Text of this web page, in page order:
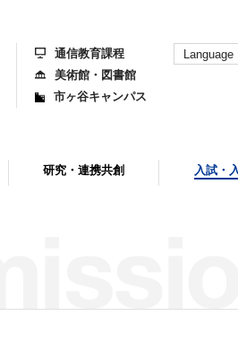
Language
通信教育課程
美術館・図書館
市ヶ谷キャンパス
研究・連携共創 入試・